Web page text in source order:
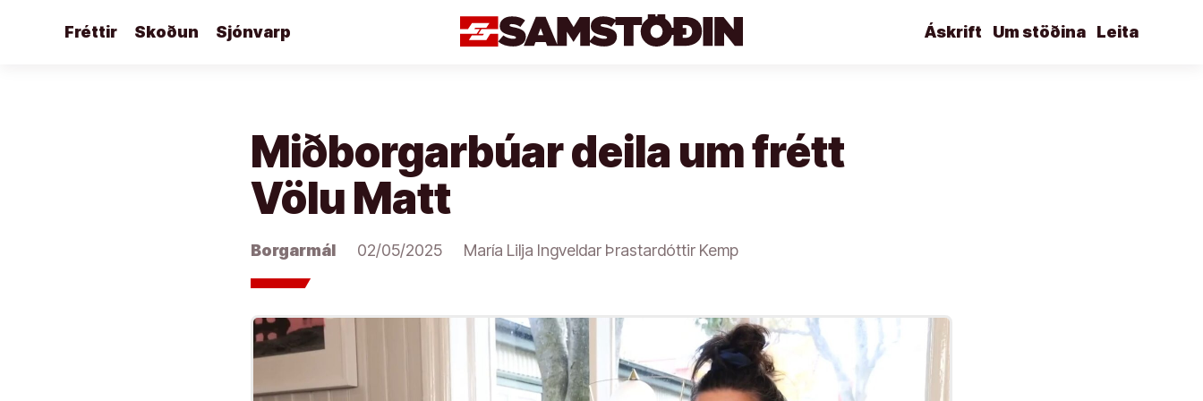
Fréttir Skoðun Sjónvarp Leita
Um stöðina
Áskrift
Miðborgarbúar deila um frétt
Völu Matt
Borgarmál 02/05/2025 María Lilja Ingveldar Þrastardóttir Kemp